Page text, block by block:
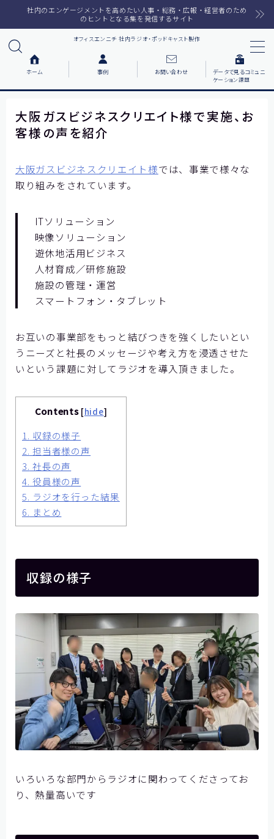
社内のエンゲージメントを高めたい人事・総務・広報・経営者のため
のヒントとなる集を発信するサイト
オフィスエンニチ 社内ラジオ・ポッドキャスト製作
MENU
ラジオメルマガ
番組で紹介した音楽
事例について知りたい
各社の動機をまとめました
お客様の声をまとめました
【神戸製鋼所様】
【住友ゴム工業様①】
【住友ゴム工業様②】
大阪ガスビジネスクリエイト様
【大阪ガスビジネスクリエイト様】
【株式会社リゲッタ様】
コミュニケーションの課題をデータで見る
メディア掲載
記事を探す
よくあるご質問
お問い合わせ
ホーム 事例 お問い合わせ
データで見るコミュニ
ケーション課題
大阪ガスビジネスクリエイト様で実施、お
客様の声を紹介
大阪ガスビジネスクリエイト様では、事業で様々な
取り組みをされています。
ITソリューション
映像ソリューション
遊休地活用ビジネス
人材育成／研修施設
施設の管理・運営
スマートフォン・タブレット
お互いの事業部をもっと結びつきを強くしたいとい
うニーズと社長のメッセージや考え方を浸透させた
いという課題に対してラジオを導入頂きました。
Contents [hide]
1. 収録の様子
2. 担当者様の声
3. 社長の声
4. 役員様の声
5. ラジオを行った結果
6. まとめ
収録の様子
いろいろな部門からラジオに関わってくださってお
り、熱量高いです